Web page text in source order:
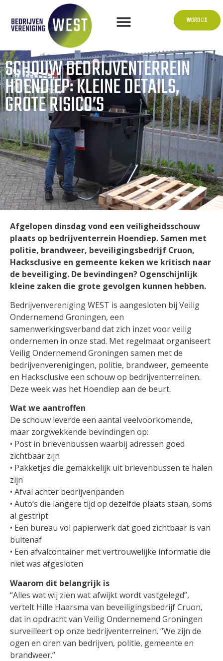
WORD LID
SCHOUW BEDRIJVENTERREIN
HOENDIEP: KLEINE DETAILS,
GROTE RISICO’S
Afgelopen dinsdag vond een veiligheidsschouw
plaats op bedrijventerrein Hoendiep. Samen met
politie, brandweer, beveiligingsbedrijf Cruon,
Hacksclusive en gemeente keken we kritisch naar
de beveiliging. De bevindingen? Ogenschijnlijk
kleine zaken die grote gevolgen kunnen hebben.
Bedrijvenvereniging WEST is aangesloten bij Veilig
Ondernemend Groningen, een
samenwerkingsverband dat zich inzet voor veilig
ondernemen in onze stad. Met regelmaat organiseert
Veilig Ondernemend Groningen samen met de
bedrijvenverenigingen, politie, brandweer, gemeente
en Hacksclusive een schouw op bedrijventerreinen.
Deze week was het Hoendiep aan de beurt.
Wat we aantroffen
De schouw leverde een aantal veelvoorkomende,
maar zorgwekkende bevindingen op:
• Post in brievenbussen waarbij adressen goed
zichtbaar zijn
• Pakketjes die gemakkelijk uit brievenbussen te halen
zijn
• Afval achter bedrijvenpanden
• Auto’s die langere tijd op dezelfde plaats staan, soms
al gestript
• Een bureau vol papierwerk dat goed zichtbaar is van
buitenaf
• Een afvalcontainer met vertrouwelijke informatie die
niet was afgesloten
Waarom dit belangrijk is
“Alles wat wij zien wat afwijkt wordt vastgelegd”,
vertelt Hille Haarsma van beveiligingsbedrijf Cruon,
dat in opdracht van Veilig Ondernemend Groningen
surveilleert op onze bedrijventerreinen. “We zijn de
ogen en oren van bedrijven, politie, gemeente en
brandweer.”